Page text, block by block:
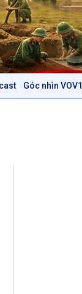
Góc nhìn VOV1
Việt
với gian lận